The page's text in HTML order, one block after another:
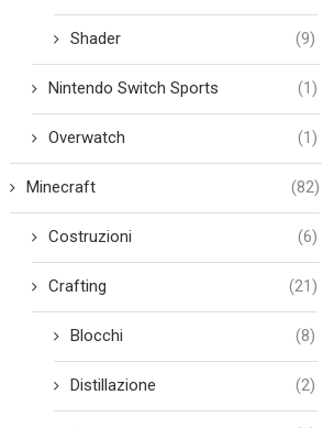
Shader (9)
Nintendo Switch Sports (1)
Overwatch (1)
Minecraft (82)
Costruzioni (6)
Crafting (21)
Blocchi (8)
Distillazione (2)